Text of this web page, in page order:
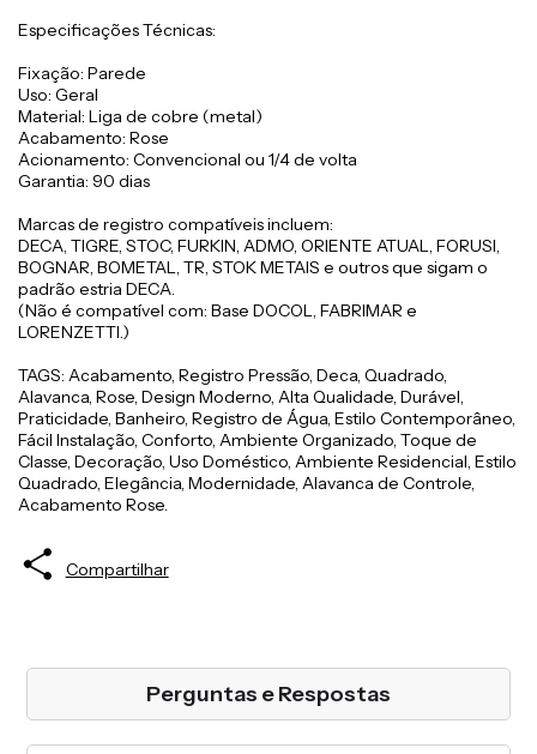
Especificações Técnicas:
Fixação: Parede
Uso: Geral
Material: Liga de cobre (metal)
Acabamento: Rose
Acionamento: Convencional ou 1/4 de volta
Garantia: 90 dias
Marcas de registro compatíveis incluem:
DECA, TIGRE, STOC, FURKIN, ADMO, ORIENTE ATUAL, FORUSI,
BOGNAR, BOMETAL, TR, STOK METAIS e outros que sigam o
padrão estria DECA.
(Não é compatível com: Base DOCOL, FABRIMAR e
LORENZETTI.)
TAGS: Acabamento, Registro Pressão, Deca, Quadrado,
Alavanca, Rose, Design Moderno, Alta Qualidade, Durável,
Praticidade, Banheiro, Registro de Água, Estilo Contemporâneo,
Fácil Instalação, Conforto, Ambiente Organizado, Toque de
Classe, Decoração, Uso Doméstico, Ambiente Residencial, Estilo
Quadrado, Elegância, Modernidade, Alavanca de Controle,
Acabamento Rose.
Compartilhar
Perguntas e Respostas